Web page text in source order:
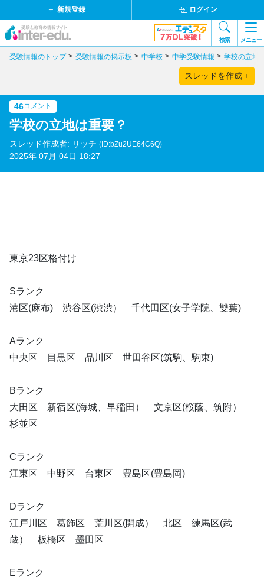
新規登録 ログイン
検索 メニュー
受験情報のトップ 受験情報の掲示板 中学校 中学受験情報 学校の立地
スレッドを作成 +
46コメント
学校の立地は重要？
スレッド作成者: リッチ (ID:bZu2UE64C6Q)
2025年 07月 04日 18:27
東京23区格付け
Sランク
港区(麻布) 渋谷区(渋渋） 千代田区(女子学院、雙葉)
Aランク
中央区 目黒区 品川区 世田谷区(筑駒、駒東)
Bランク
大田区 新宿区(海城、早稲田） 文京区(桜蔭、筑附）
杉並区
Cランク
江東区 中野区 台東区 豊島区(豊島岡)
Dランク
江戸川区 葛飾区 荒川区(開成） 北区 練馬区(武
蔵） 板橋区 墨田区
Eランク